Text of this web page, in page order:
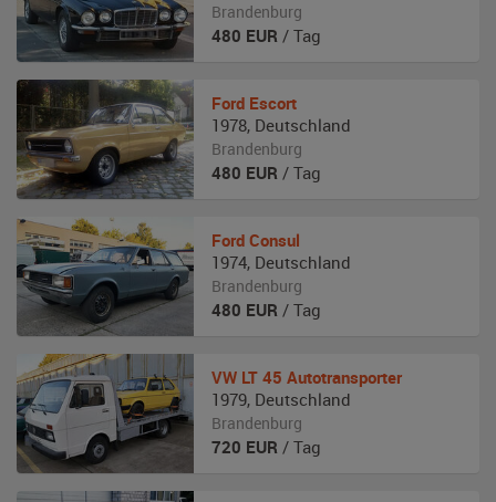
Brandenburg
480 EUR / Tag
Ford Escort
1978, Deutschland
Brandenburg
480 EUR / Tag
Ford Consul
1974, Deutschland
Brandenburg
480 EUR / Tag
VW LT 45 Autotransporter
1979, Deutschland
Brandenburg
720 EUR / Tag